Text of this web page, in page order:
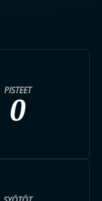
PISTEET
0